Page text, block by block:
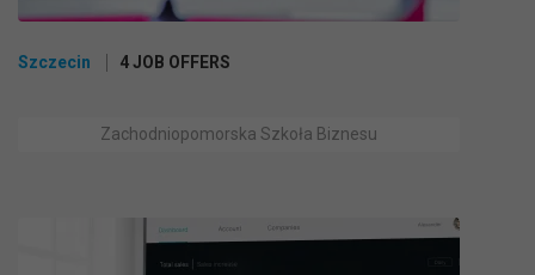
Szczecin 4 JOB OFFERS
Zachodniopomorska Szkoła Biznesu